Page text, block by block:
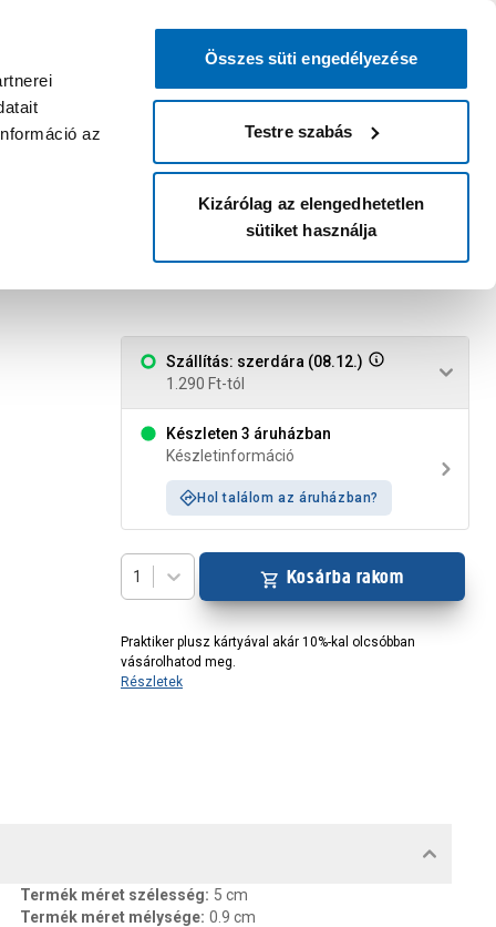
az
Összes süti engedélyezése
Testre szabás
Kizárólag az elengedhetetlen
sütiket használja
bejelentkezni?
Belépés Listáim
Áruházak és szolgáltatások
4db-os, mini
Szállítás: szerdára (08.12.)
1.290 Ft-tól
Készleten 3 áruházban
Készletinformáció
Hol találom az áruházban?
1 Kosárba rakom
Praktiker plusz kártyával akár 10%-kal olcsóbban
vásárolhatod meg.
Részletek
Termék méret szélesség: 5 cm
Termék méret mélysége: 0.9 cm